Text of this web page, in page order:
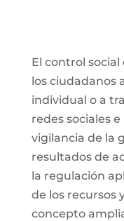
El control social
los ciudadanos
individual o a
redes sociales
vigilancia de la
resultados de
la regulación
de los recursos
concepto